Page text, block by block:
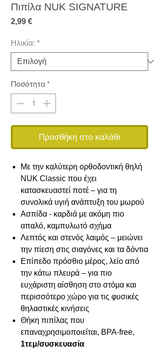
Πιπίλα ΝUK SIGNATURE
2,99 €Τιμή
Ηλικία: *
Ποσότητα *
Προσθήκη στο καλάθι
Με την καλύτερη ορθοδοντική θηλή
NUK Classic που έχει
κατασκευαστεί ποτέ – για τη
συνολικά υγιή ανάπτυξη του μωρού
Ασπίδα - καρδιά με ακόμη πιο
απαλό, καμπυλωτό σχήμα
Λεπτός και στενός λαιμός – μειώνει
την πίεση στις σιαγόνες και τα δόντια
Επίπεδο πρόσθιο μέρος, λείο από
την κάτω πλευρά – για πιο
ευχάριστη αίσθηση στο στόμα και
περισσότερο χώρο για τις φυσικές
θηλαστικές κινήσεις
Θήκη πιπίλας που
επαναχρησιμοποιείται, BPA-free,
1τεμ/συσκευασία